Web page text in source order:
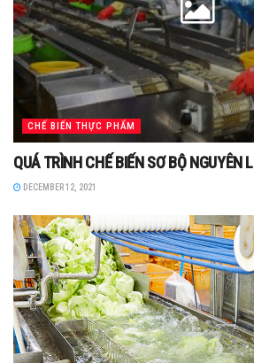
CHẾ BIẾN THỰC PHẨM
QUÁ TRÌNH CHẾ BIẾN SƠ BỘ NGUYÊN
DECEMBER 12, 2021